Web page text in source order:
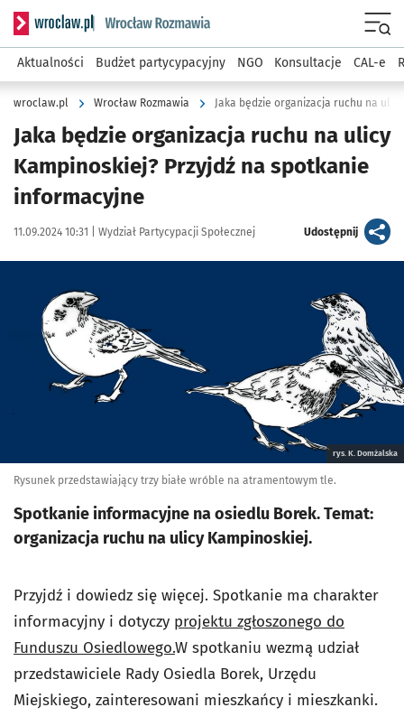
Serwis informacyjny wroclaw.pl podserwis: Rozmawia
Aktualności Budżet partycypacyjny NGO Konsultacje CAL-e
wroclaw.pl Wrocław Rozmawia
Jaka będzie organizacja ruchu na ulicy
Kampinoskiej? Przyjdź na spotkanie
informacyjne
Data publikacji:
11.09.2024 10:31 | Autor:
Wydział Partycypacji Społecznej Udostępnijartykuł
rys. K. Domżalska
Rysunek przedstawiający trzy białe wróble na atramentowym tle.
Spotkanie informacyjne na osiedlu Borek. Temat:
organizacja ruchu na ulicy Kampinoskiej.
Przyjdź i dowiedz się więcej. Spotkanie ma charakter
informacyjny i dotyczy projektu zgłoszonego do
Funduszu Osiedlowego.W spotkaniu wezmą udział
przedstawiciele Rady Osiedla Borek, Urzędu
Miejskiego, zainteresowani mieszkańcy i mieszkanki.